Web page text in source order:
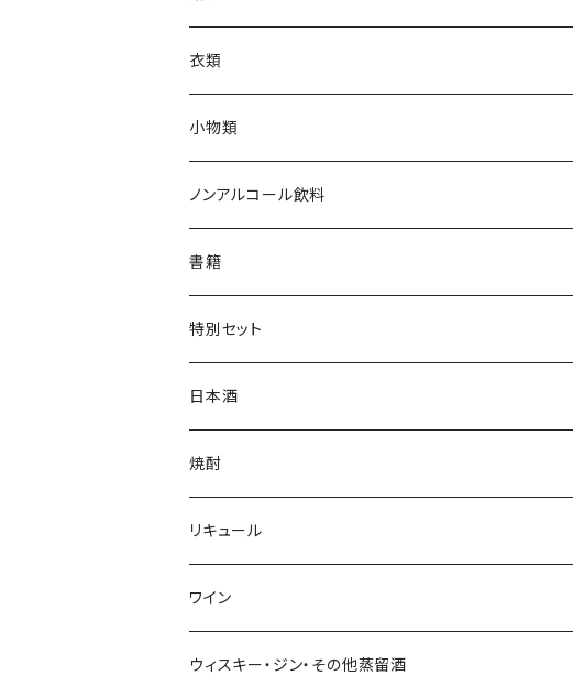
衣類
Tシャツ
ジャンパー
帽子・ニット帽
タオル・トートバッグ
小物類
枡
絵馬
キーホルダー
ミニゼッケン
ノンアルコール飲料
水
サイダー
甘酒
天然炭酸水
書籍
特別セット
日本酒
シェフヒロ×市野屋
浪漫亭企画商品
八戸酒造 陸奥八仙
六花酒造 杜來
焼酎
ｻｸﾗｵﾌﾞﾙﾜﾘｰ ダルマ焼酎
尾鈴山蒸留所 山ねこ 山猿 山翡翠 など
西酒造 宝山シリーズ 一粒の麦 など
リキュール
ｻｸﾗｵﾌﾞﾙﾜﾘ- 紫蘇ダルマ
九重雑賀 雑賀梅酒
ワイン
勝沼醸造 アルガブランカシリーズ アルガーノシリーズ
ウィスキー・ジン・その他蒸留酒